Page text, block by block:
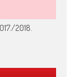
2018.